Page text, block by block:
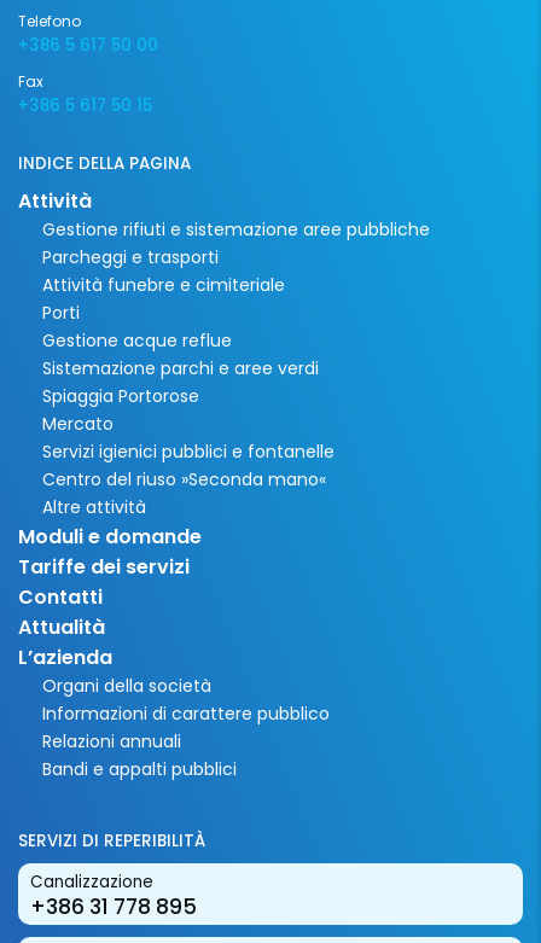
Telefono
+386 5 617 50 00
Fax
+386 5 617 50 15
INDICE DELLA PAGINA
Attività
Gestione rifiuti e sistemazione aree pubbliche
Parcheggi e trasporti
Attività funebre e cimiteriale
Porti
Gestione acque reflue
Sistemazione parchi e aree verdi
Spiaggia Portorose
Mercato
Servizi igienici pubblici e fontanelle
Centro del riuso »Seconda mano«
Altre attività
Moduli e domande
Tariffe dei servizi
Contatti
Attualità
L’azienda
Organi della società
Informazioni di carattere pubblico
Relazioni annuali
Bandi e appalti pubblici
SERVIZI DI REPERIBILITÀ
Canalizzazione
+386 31 778 895